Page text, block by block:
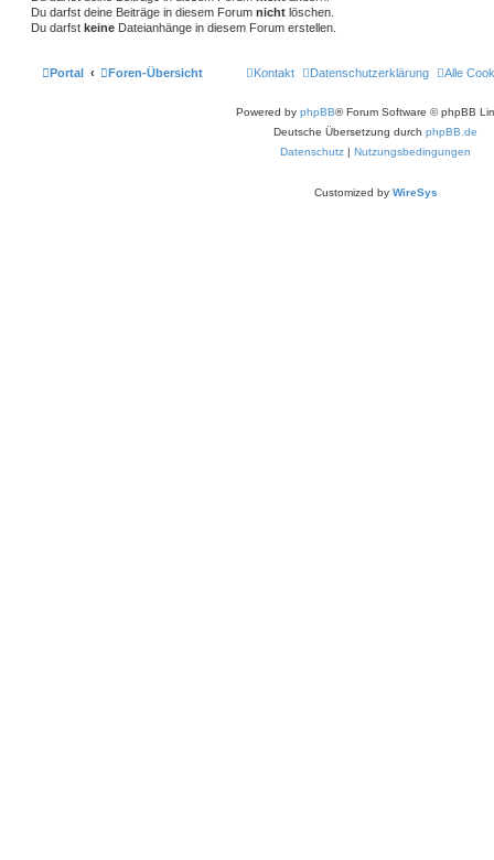
Du darfst deine Beiträge in diesem Forum nicht löschen.
Du darfst keine Dateianhänge in diesem Forum erstellen.
Portal Foren-Übersicht Alle
Datenschutzerklärung
Kontakt
Powered by phpBB® Forum Software © phpBB
Deutsche Übersetzung durch phpBB.de
Datenschutz | Nutzungsbedingungen
Customized by WireSys